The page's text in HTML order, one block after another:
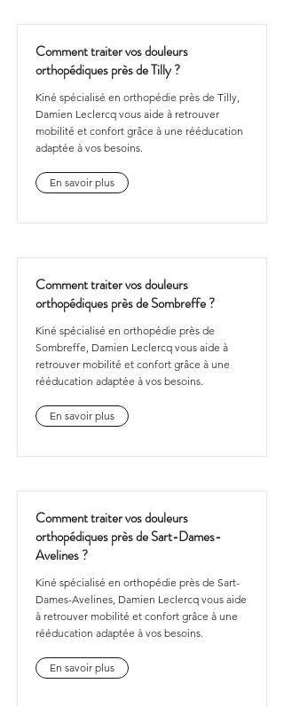
Comment traiter vos douleurs
orthopédiques près de Tilly ?
Kiné spécialisé en orthopédie près de Tilly,
Damien Leclercq vous aide à retrouver
mobilité et confort grâce à une rééducation
adaptée à vos besoins.
En savoir plus
Comment traiter vos douleurs
orthopédiques près de Sombreffe ?
Kiné spécialisé en orthopédie près de
Sombreffe, Damien Leclercq vous aide à
retrouver mobilité et confort grâce à une
rééducation adaptée à vos besoins.
En savoir plus
Comment traiter vos douleurs
orthopédiques près de Sart-Dames-
Avelines ?
Kiné spécialisé en orthopédie près de Sart-
Dames-Avelines, Damien Leclercq vous aide
à retrouver mobilité et confort grâce à une
rééducation adaptée à vos besoins.
En savoir plus